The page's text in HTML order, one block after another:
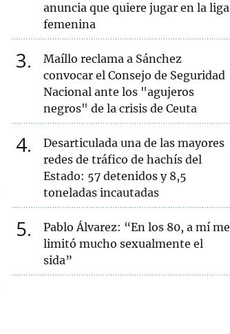
anuncia que quiere jugar en la liga
femenina
3
Maíllo reclama a Sánchez
convocar el Consejo de Seguridad
Nacional ante los "agujeros
negros" de la crisis de Ceuta
4
Desarticulada una de las mayores
redes de tráfico de hachís del
Estado: 57 detenidos y 8,5
toneladas incautadas
5
Pablo Álvarez: “En los 80, a mí me
limitó mucho sexualmente el
sida”